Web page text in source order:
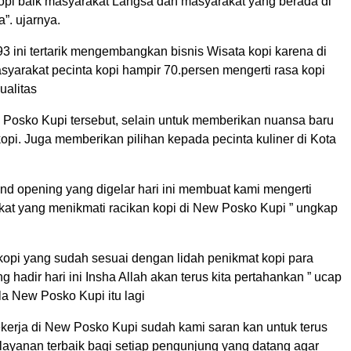
ujarnya.
ini tertarik mengembangkan bisnis Wisata kopi karena di
pecinta kopi hampir 70.persen mengerti rasa kopi
Kupi tersebut, selain untuk memberikan nuansa baru
Juga memberikan pilihan kepada pecinta kuliner di Kota
opening yang digelar hari ini membuat kami mengerti
yang menikmati racikan kopi di New Posko Kupi ” ungkap
yang sudah sesuai dengan lidah penikmat kopi para
hadir hari ini Insha Allah akan terus kita pertahankan ” ucap
New Posko Kupi itu lagi
di New Posko Kupi sudah kami saran kan untuk terus
terbaik bagi setiap pengunjung yang datang agar